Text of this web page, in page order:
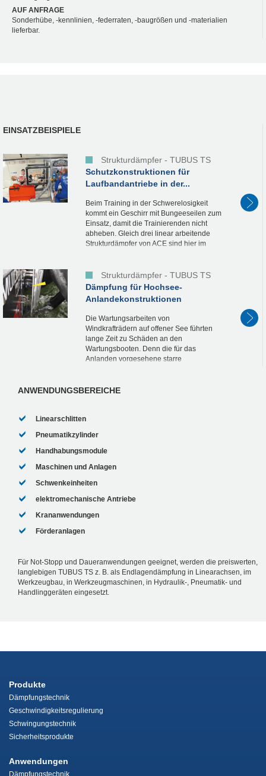
AUF ANFRAGE
Sonderhübe, -kennlinien, -federraten, -baugrößen und -materialien
lieferbar.
EINSATZBEISPIELE
Strukturdämpfer - TUBUS TS
Schutzkonstruktionen für
Laufbandantriebe in der...
Beim Training in der Schwerelosigkeit
kommt ein Geschirr mit Bungeeseilen zum
Einsatz, damit die Trainierenden nicht
abheben. Gleich drei linear arbeitende
Strukturdämpfer von ACE sind hier im
Strukturdämpfer - TUBUS TS
Dämpfung für Hochsee-
Anlandekonstruktionen
Die Wartungsarbeiten von
Windkrafträdern auf offener See führten
lange Zeit zu Schäden an den
Wartungsbooten. Denn die für das
Anlanden vorgesehene starre
ein Plus von bis zu 20...
ANWENDUNGSBEREICHE
Linearschlitten
Pneumatikzylinder
Handhabungsmodule
Maschinen und Anlagen
Schwenkeinheiten
elektromechanische Antriebe
Krananwendungen
Förderanlagen
Für Not-Stopp und Daueranwendungen geeignet, werden die preiswerten,
langlebigen TUBUS TS z. B. als Endlagendämpfung in Linearachsen, im
Werkzeugbau, in Werkzeugmaschinen, in Hydraulik-, Pneumatik- und
Handlinggeräten eingesetzt.
Produkte
Dämpfungstechnik
Geschwindigkeitsregulierung
Schwingungstechnik
Sicherheitsprodukte
Anwendungen